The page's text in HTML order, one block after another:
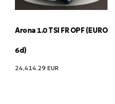
Arona 1.0 TSI FR OPF (EURO
6d)
24,414.29 EUR